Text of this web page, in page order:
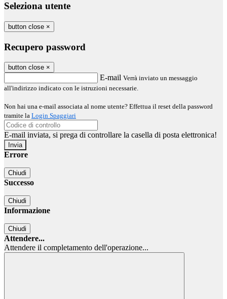
Seleziona utente
button close ×
Recupero password
button close ×
E-mail Verrà inviato un messaggio
all'indirizzo indicato con le istruzioni necessarie.
Non hai una e-mail associata al nome utente? Effettua il reset della password
tramite la Login Spaggiari
E-mail inviata, si prega di controllare la casella di posta elettronica!
Errore
Chiudi
Successo
Chiudi
Informazione
Chiudi
Attendere...
Attendere il completamento dell'operazione...